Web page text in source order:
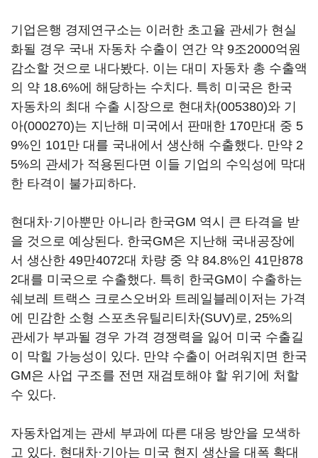
기업은행 경제연구소는 이러한 초고율 관세가 현실
화될 경우 국내 자동차 수출이 연간 약 9조2000억원
감소할 것으로 내다봤다. 이는 대미 자동차 총 수출액
의 약 18.6%에 해당하는 수치다. 특히 미국은 한국
자동차의 최대 수출 시장으로 현대차(005380)와 기
아(000270)는 지난해 미국에서 판매한 170만대 중 5
9%인 101만 대를 국내에서 생산해 수출했다. 만약 2
5%의 관세가 적용된다면 이들 기업의 수익성에 막대
한 타격이 불가피하다.
현대차·기아뿐만 아니라 한국GM 역시 큰 타격을 받
을 것으로 예상된다. 한국GM은 지난해 국내공장에
서 생산한 49만4072대 차량 중 약 84.8%인 41만878
2대를 미국으로 수출했다. 특히 한국GM이 수출하는
쉐보레 트랙스 크로스오버와 트레일블레이저는 가격
에 민감한 소형 스포츠유틸리티차(SUV)로, 25%의
관세가 부과될 경우 가격 경쟁력을 잃어 미국 수출길
이 막힐 가능성이 있다. 만약 수출이 어려워지면 한국
GM은 사업 구조를 전면 재검토해야 할 위기에 처할
수 있다.
자동차업계는 관세 부과에 따른 대응 방안을 모색하
고 있다. 현대차·기아는 미국 현지 생산을 대폭 확대